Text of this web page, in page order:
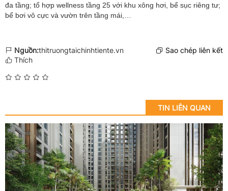
đa tầng; tổ hợp wellness tầng 25 với khu xông hơi, bể sục riêng tư;
bể bơi vô cực và vườn trên tầng mái,…
Nguồn:thitruongtaichinhtiente.vn
Sao chép liên kết
Thích
TIN LIÊN QUAN